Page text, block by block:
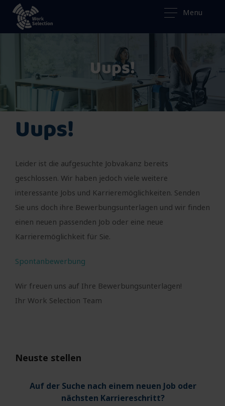
Menu
Uups!
Uups!
Leider ist die aufgesuchte Jobvakanz bereits
geschlossen. Wir haben jedoch viele weitere
interessante Jobs und Karrieremöglichkeiten. Senden
Sie uns doch ihre Bewerbungsunterlagen und wir finden
einen neuen passenden Job oder eine neue
Karrieremöglichkeit für Sie.
Spontanbewerbung
Wir freuen uns auf Ihre Bewerbungsunterlagen!
Ihr Work Selection Team
Neuste stellen
Auf der Suche nach einem neuen Job oder
nächsten Karriereschritt?